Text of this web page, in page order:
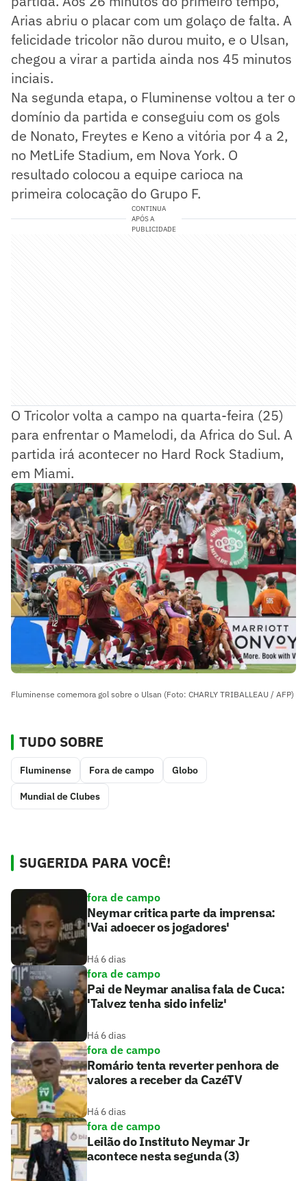
Arias abriu o placar com um golaço de falta. A
felicidade tricolor não durou muito, e o Ulsan,
chegou a virar a partida ainda nos 45 minutos
inciais.
Na segunda etapa, o Fluminense voltou a ter o
domínio da partida e conseguiu com os gols
de Nonato, Freytes e Keno a vitória por 4 a 2,
no MetLife Stadium, em Nova York. O
resultado colocou a equipe carioca na
primeira colocação do Grupo F.
CONTINUA
APÓS A
PUBLICIDADE
O Tricolor volta a campo na quarta-feira (25)
para enfrentar o Mamelodi, da Africa do Sul. A
partida irá acontecer no Hard Rock Stadium,
em Miami.
Fluminense comemora gol sobre o Ulsan (Foto: CHARLY TRIBALLEAU / AFP)
TUDO SOBRE
Fluminense Fora de campo Globo
Mundial de Clubes
SUGERIDA PARA VOCÊ!
fora de campo
Neymar critica parte da imprensa:
'Vai adoecer os jogadores'
Há 6 dias
fora de campo
Pai de Neymar analisa fala de Cuca:
'Talvez tenha sido infeliz'
Há 6 dias
fora de campo
Romário tenta reverter penhora de
valores a receber da CazéTV
Há 6 dias
fora de campo
Leilão do Instituto Neymar Jr
acontece nesta segunda (3)